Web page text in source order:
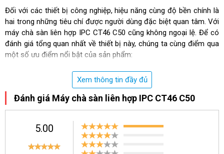
Đối với các thiết bị công nghiệp, hiệu năng cùng độ bền chính là
hai trong những tiêu chí được người dùng đặc biệt quan tâm. Với
máy chà sàn liên hợp IPC CT46 C50 cũng không ngoại lệ. Để có
đánh giá tổng quan nhất về thiết bị này, chúng ta cùng điểm qua
một số ưu điểm nổi bật của sản phẩm:
Ngay từ ấn tượng ban đầu, IPC CT46 C50 ghi điểm với người
dùng với thiết kế nhỏ gọn, hiện đại. Máy lau sànchỉ có cân nặng
người dùng trong việc điều hướng, sử dụng thiết bị.
Hiệu năng làm sạch
Xem thông tin đầy đủ
Đánh giá Máy chà sàn liên hợp IPC CT46 C50
5.00